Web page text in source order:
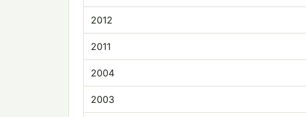
2012
2011
2004
2003